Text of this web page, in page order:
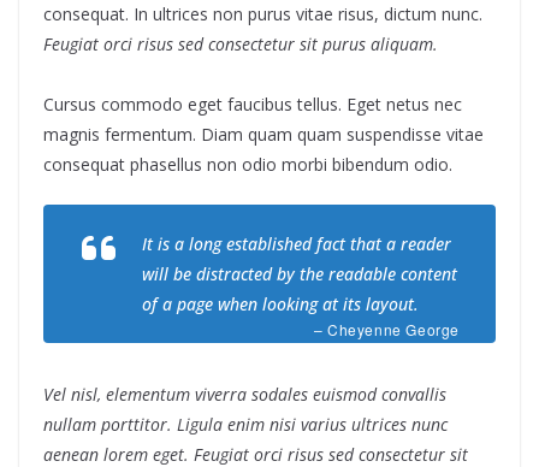
consequat. In ultrices non purus vitae risus, dictum nunc.
Feugiat orci risus sed consectetur sit purus aliquam.
Cursus commodo eget faucibus tellus. Eget netus nec
magnis fermentum. Diam quam quam suspendisse vitae
consequat phasellus non odio morbi bibendum odio.
It is a long established fact that a reader
will be distracted by the readable content
of a page when looking at its layout.
– Cheyenne George
Vel nisl, elementum viverra sodales euismod convallis
nullam porttitor. Ligula enim nisi varius ultrices nunc
aenean lorem eget. Feugiat orci risus sed consectetur sit